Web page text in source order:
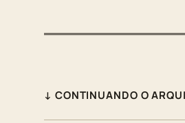
↓ CONTINUANDO O